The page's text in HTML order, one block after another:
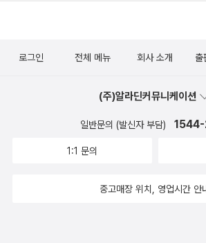
로그인 전체 메뉴 회사 소개 출
(주)알라딘커뮤니케이션
일반문의 (발신자 부담)
1:1 문의
중고매장 위치, 영업시간 안